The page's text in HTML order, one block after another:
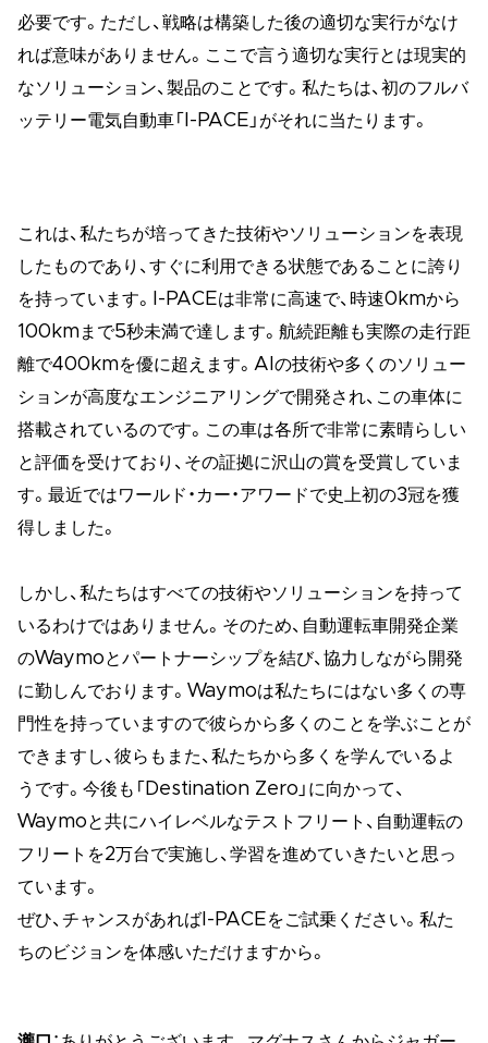
必要です。ただし、戦略は構築した後の適切な実行がなけ
れば意味がありません。ここで言う適切な実行とは現実的
なソリューション、製品のことです。私たちは、初のフルバ
ッテリー電気自動車「I-PACE」がそれに当たります。
これは、私たちが培ってきた技術やソリューションを表現
したものであり、すぐに利用できる状態であることに誇り
を持っています。I-PACEは非常に高速で、時速0kmから
100kmまで5秒未満で達します。航続距離も実際の走行距
離で400kmを優に超えます。AIの技術や多くのソリュー
ションが高度なエンジニアリングで開発され、この車体に
搭載されているのです。この車は各所で非常に素晴らしい
と評価を受けており、その証拠に沢山の賞を受賞していま
す。最近ではワールド・カー・アワードで史上初の3冠を獲
得しました。
しかし、私たちはすべての技術やソリューションを持って
いるわけではありません。そのため、自動運転車開発企業
のWaymoとパートナーシップを結び、協力しながら開発
に勤しんでおります。Waymoは私たちにはない多くの専
門性を持っていますので彼らから多くのことを学ぶことが
できますし、彼らもまた、私たちから多くを学んでいるよ
うです。今後も「Destination Zero」に向かって、
Waymoと共にハイレベルなテストフリート、自動運転の
フリートを2万台で実施し、学習を進めていきたいと思っ
ています。
ぜひ、チャンスがあればI-PACEをご試乗ください。私た
ちのビジョンを体感いただけますから。